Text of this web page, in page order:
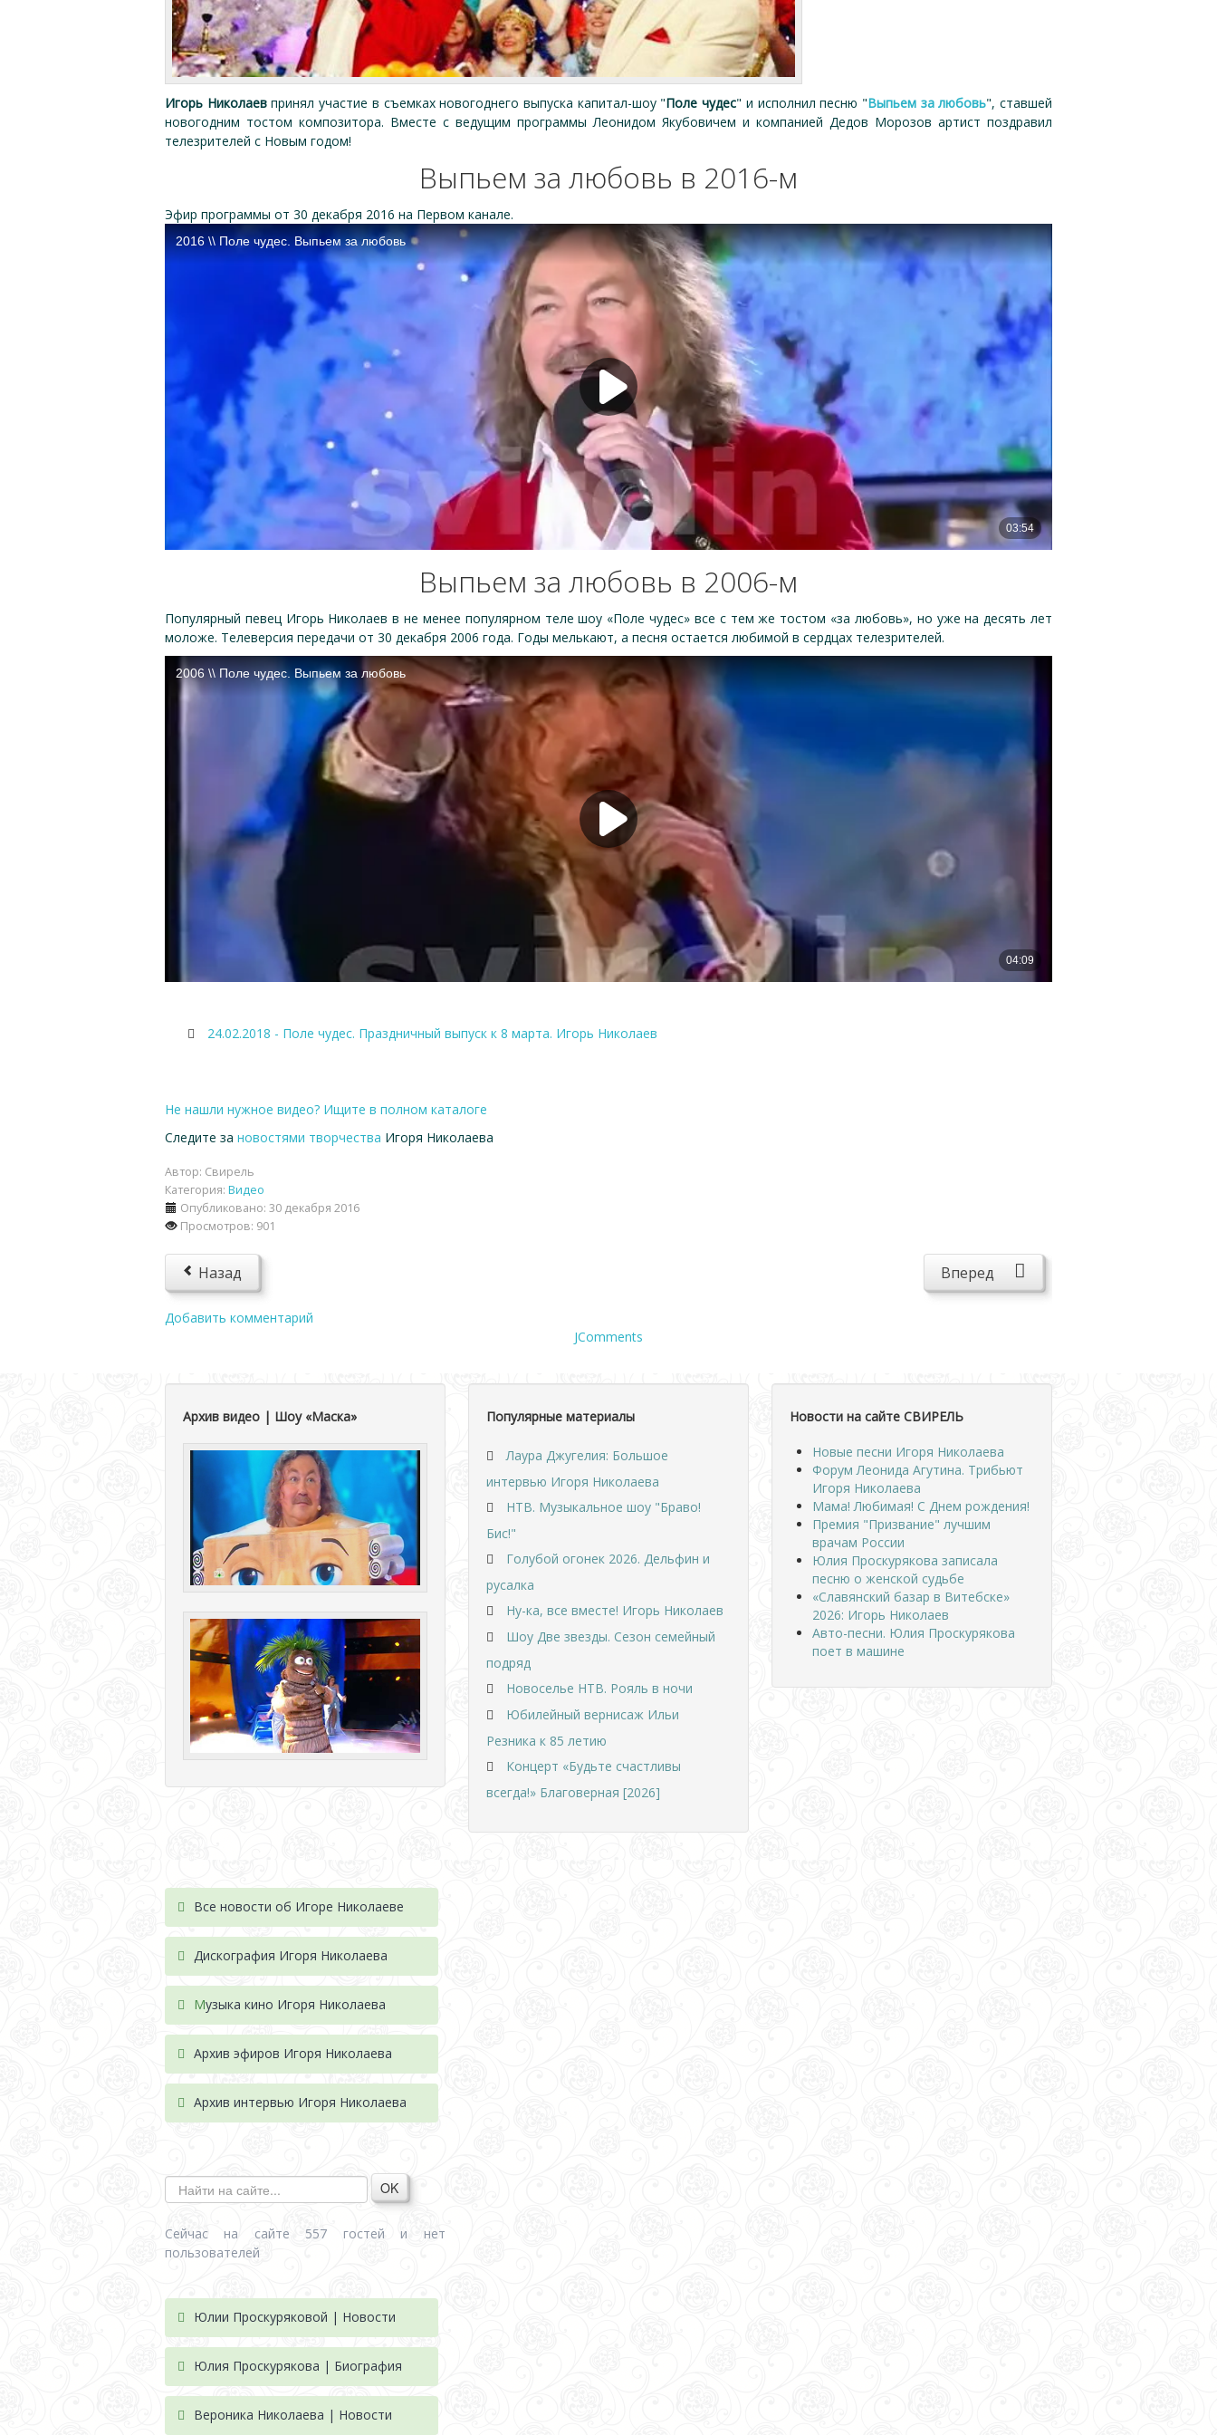
Игорь Николаевпринял участие в съемках новогоднего выпуска капитал-шоу "Поле чудес" и исполнил песню "Выпьем за любовь", ставшей
новогодним тостом композитора. Вместе с ведущим программы Леонидом Якубовичем и компанией Дедов Морозов артист поздравил
телезрителей с Новым годом!
Выпьем за любовь в 2016-м
Эфир программы от 30 декабря 2016 на Первом канале.
Выпьем за любовь в 2006-м
Популярный певец Игорь Николаев в не менее популярном теле шоу «Поле чудес» все с тем же тостом «за любовь», но уже на десять лет
моложе. Телеверсия передачи от 30 декабря 2006 года. Годы мелькают, а песня остается любимой в сердцах телезрителей.
24.02.2018 - Поле чудес. Праздничный выпуск к 8 марта. Игорь Николаев
Не нашли нужное видео? Ищите в полном каталоге
Следите за новостями творчества Игоря Николаева
Автор: Свирель
Категория: Видео
Опубликовано: 30 декабря 2016
Просмотров: 901
Назад Вперед
Добавить комментарий
JComments
Архив видео | Шоу «Маска» Популярные материалы
Лаура Джугелия: Большое
интервью Игоря Николаева
НТВ. Музыкальное шоу "Браво!
Бис!"
Голубой огонек 2026. Дельфин и
русалка
Ну-ка, все вместе! Игорь Николаев
Шоу Две звезды. Сезон семейный
подряд
Новоселье НТВ. Рояль в ночи
Юбилейный вернисаж Ильи
Резника к 85 летию
Концерт «Будьте счастливы
всегда!» Благоверная [2026]
Новости на сайте СВИРЕЛЬ
Новые песни Игоря Николаева
Форум Леонида Агутина. Трибьют
Игоря Николаева
Мама! Любимая! С Днем рождения!
Премия "Призвание" лучшим
врачам России
Юлия Проскурякова записала
песню о женской судьбе
«Славянский базар в Витебске»
2026: Игорь Николаев
Авто-песни. Юлия Проскурякова
поет в машине
Все новости об Игоре Николаеве
Дискография Игоря Николаева
Музыка кино Игоря Николаева
Архив эфиров Игоря Николаева
Архив интервью Игоря Николаева
OK
Сейчас на сайте 557 гостей и нет
пользователей
Юлии Проскуряковой | Новости
Юлия Проскурякова | Биография
Вероника Николаева | Новости